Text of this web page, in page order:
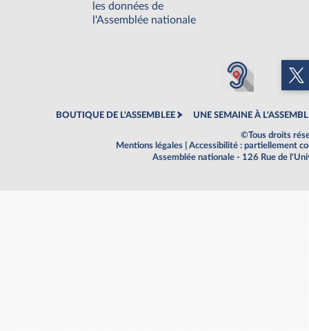
les données de
l'Assemblée nationale
BOUTIQUE DE L'ASSEMBLEE UNE SEMAINE À
©Tous droits
Mentions légales
Accessibilité : partiellement
Assemblée nationale - 126 Rue de